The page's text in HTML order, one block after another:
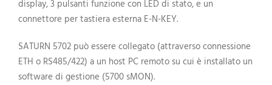
display, 3 pulsanti funzione con LED di stato, e un
connettore per tastiera esterna E-N-KEY.
SATURN 5702 può essere collegato (attraverso connessione
ETH o RS485/422) a un host PC remoto su cui è installato un
software di gestione (5700 sMON).